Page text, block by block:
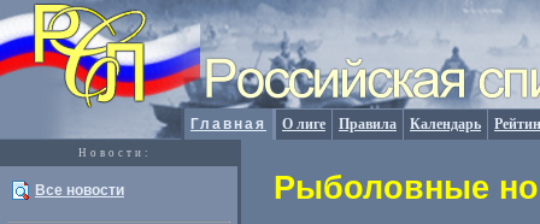
Главная О лиге Правила Календарь
Новости:
Все новости Рыболовные